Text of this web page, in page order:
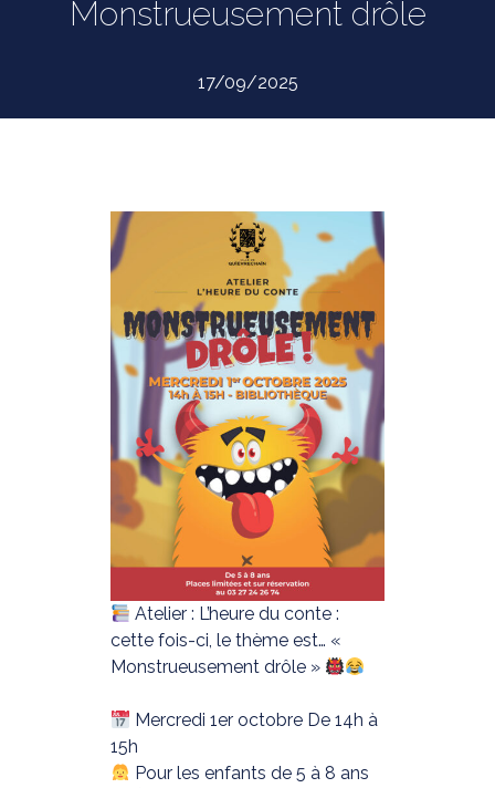
Monstrueusement drôle
17/09/2025
Atelier : L’heure du conte :
cette fois-ci, le thème est… «
Monstrueusement drôle »
Mercredi 1er octobre De 14h à
15h
Pour les enfants de 5 à 8 ans